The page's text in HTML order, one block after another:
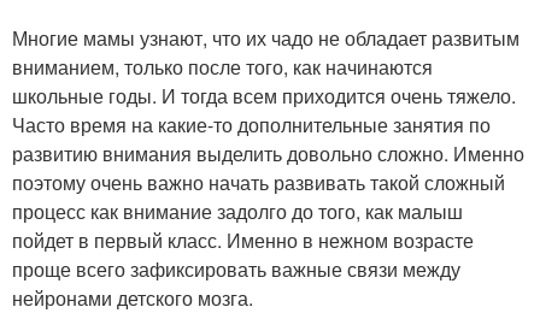
Многие мамы узнают, что их чадо не обладает развитым
вниманием, только после того, как начинаются
школьные годы. И тогда всем приходится очень тяжело.
Часто время на какие-то дополнительные занятия по
развитию внимания выделить довольно сложно. Именно
поэтому очень важно начать развивать такой сложный
процесс как внимание задолго до того, как малыш
пойдет в первый класс. Именно в нежном возрасте
проще всего зафиксировать важные связи между
нейронами детского мозга.